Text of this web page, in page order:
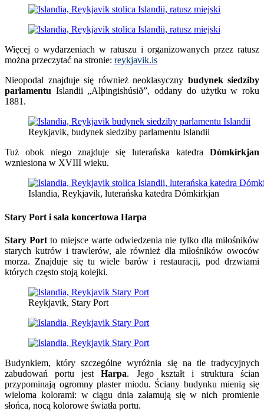
Więcej o wydarzeniach w ratuszu i organizowanych przez ratusz
można przeczytać na stronie: reykjavik.is
Nieopodal znajduje się również neoklasyczny budynek siedziby
parlamentu Islandii „Alþingishúsið”, oddany do użytku w roku
1881.
Reykjavik, budynek siedziby parlamentu Islandii
Tuż obok niego znajduje się luterańska katedra Dómkirkjan
wzniesiona w XVIII wieku.
Islandia, Reykjavik, luterańska katedra Dómkirkjan
Stary Port i sala koncertowa Harpa
Stary Port to miejsce warte odwiedzenia nie tylko dla miłośników
starych kutrów i trawlerów, ale również dla miłośników owoców
morza. Znajduje się tu wiele barów i restauracji, pod drzwiami
których często stoją kolejki.
Reykjavik, Stary Port
Budynkiem, który szczególne wyróżnia się na tle tradycyjnych
zabudowań portu jestHarpa. Jego kształt i struktura ścian
przypominają ogromny plaster miodu. Ściany budynku mienią się
wieloma kolorami: w ciągu dnia załamują się w nich promienie
słońca, nocą kolorowe światła portu.